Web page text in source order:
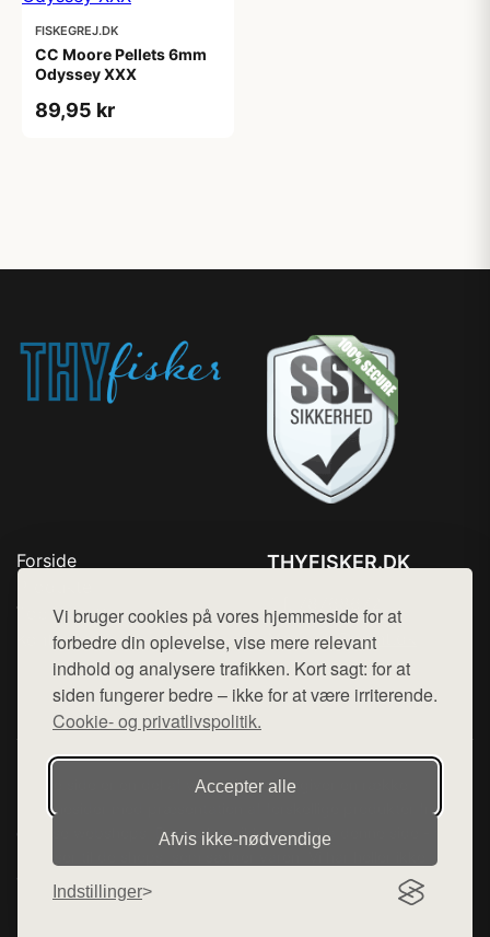
Vi bruger cookies på vores hjemmeside for at
forbedre din oplevelse, vise mere relevant
indhold og analysere trafikken. Kort sagt: for at
siden fungerer bedre – ikke for at være irriterende.
Cookie- og privatlivspolitik.
Accepter alle
Afvis ikke‑nødvendige
Indstillinger
FISKEGREJ.DK
CC Moore Pellets 6mm
Odyssey XXX
89,95 kr
Forside
Top Rabatter
Kontakt
THYFISKER.DK
Mail: hej@want.dk
Cookie- og privatlivspolitik
Denne side er en del af want.dk, der udgiver en række
hjemmesider med præsentation af forskellige produkter fra
diverse webshops. Der sælges ikke varer fra denne side - vi
henviser til de shops, som sælger varen. Vi har heller ikke
varerne på lager.